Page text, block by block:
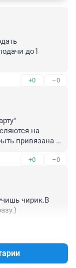
до1
+0 –0
на
привязана
+0 –0
чирик.В